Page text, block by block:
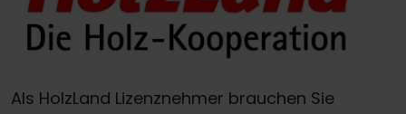
Als HolzLand Lizenznehmer brauchen Sie